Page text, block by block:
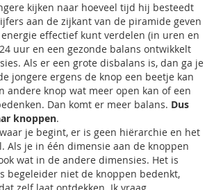
kijken naar hoeveel tijd hij besteedt
aan de zijkant van de piramide geven
effectief kunt verdelen (in uren en
uur en een gezonde balans ontwikkelt
Als er een grote disbalans is, dan ga je
jongere ergens de knop een beetje kan
andere knop wat meer open kan of een
Dan komt er meer balans. Dus
knoppen.
je begint, er is geen hiërarchie en het
Als je in één dimensie aan de knoppen
wat in de andere dimensies. Het is
begeleider niet de knoppen bedenkt,